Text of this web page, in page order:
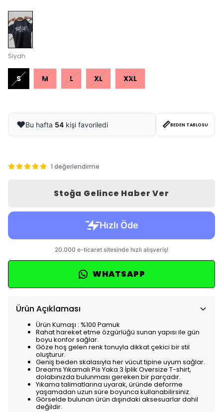
Siyah
S M L XL XXL
❤️Bu hafta 54 kişi favoriledi 📏BEDEN TABLOSU
1 değerlendirme
Stoğa Gelince Haber Ver
WHATSAPP
Ürün Açıklaması
Ürün Kumaşı : %100 Pamuk
Rahat hareket etme özgürlüğü sunan yapısı ile gün
boyu konfor sağlar.
Göze hoş gelen renk tonuyla dikkat çekici bir stil
oluşturur.
Geniş beden skalasıyla her vücut tipine uyum sağlar.
Dreams Yıkamalı Pis Yaka 3 İplik Oversize T-shirt,
dolabınızda bulunması gereken bir parçadır.
Yıkama talimatlarına uyarak, üründe deforme
yaşamadan uzun süre boyunca kullanabilirsiniz.
Görselde bulunan ürün dışındaki aksesuarlar dahil
değildir.